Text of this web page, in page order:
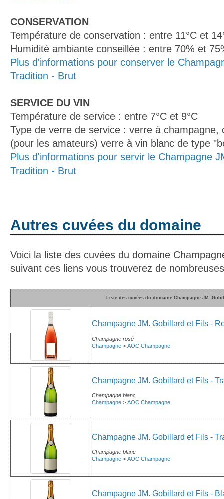
CONSERVATION
Température de conservation : entre 11°C et
Humidité ambiante conseillée : entre 70% et
Plus d'informations pour conserver le
Tradition - Brut
SERVICE DU VIN
Température de service : entre 7°C et 9°C
Type de verre de service : verre à champagne,
(pour les amateurs) verre à vin blanc de type
Plus d'informations pour servir le Champagne
Tradition - Brut
Autres cuvées du domaine
Voici la liste des cuvées du domaine
suivant ces liens vous trouverez de
Liste des cuvées du domaine Champagne JM.
Champagne JM. Gobillard et Fils -
Champagne rosé
Champagne > AOC Champagne
Champagne JM. Gobillard et Fils -
Champagne blanc
Champagne > AOC Champagne
Champagne JM. Gobillard et Fils -
Champagne blanc
Champagne > AOC Champagne
Champagne JM. Gobillard et Fils -